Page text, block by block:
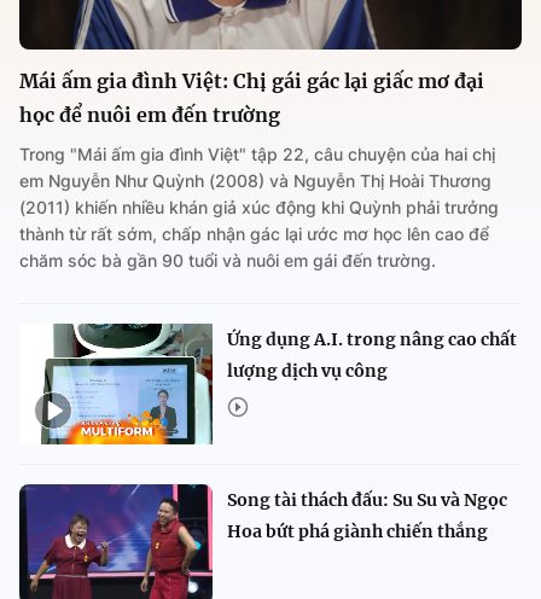
Mái ấm gia đình Việt: Chị gái gác lại giấc mơ đại
học để nuôi em đến trường
Trong "Mái ấm gia đình Việt" tập 22, câu chuyện của hai chị
em Nguyễn Như Quỳnh (2008) và Nguyễn Thị Hoài Thương
(2011) khiến nhiều khán giả xúc động khi Quỳnh phải trưởng
thành từ rất sớm, chấp nhận gác lại ước mơ học lên cao để
chăm sóc bà gần 90 tuổi và nuôi em gái đến trường.
Ứng dụng A.I. trong nâng cao chất
lượng dịch vụ công
Song tài thách đấu: Su Su và Ngọc
Hoa bứt phá giành chiến thắng